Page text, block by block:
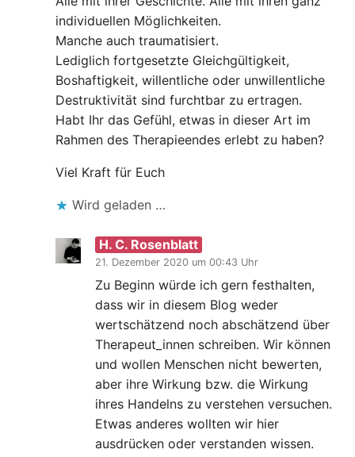
individuellen Möglichkeiten.
Manche auch traumatisiert.
Lediglich fortgesetzte Gleichgültigkeit,
Boshaftigkeit, willentliche oder unwillentliche
Destruktivität sind furchtbar zu ertragen.
Habt Ihr das Gefühl, etwas in dieser Art im
Rahmen des Therapieendes erlebt zu haben?
Viel Kraft für Euch
Wird geladen …
H. C. Rosenblatt
21. Dezember 2020 um 00:43 Uhr
Zu Beginn würde ich gern festhalten,
dass wir in diesem Blog weder
wertschätzend noch abschätzend über
Therapeut_innen schreiben. Wir können
und wollen Menschen nicht bewerten,
aber ihre Wirkung bzw. die Wirkung
ihres Handelns zu verstehen versuchen.
Etwas anderes wollten wir hier
ausdrücken oder verstanden wissen.